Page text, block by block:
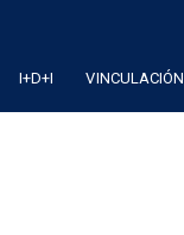
I+D+I VINCULACIÓN